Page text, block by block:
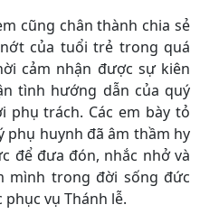
cũng chân thành chia sẻ
của tuổi trẻ trong quá
cảm nhận được sự kiên
tình hướng dẫn của quý
phụ trách. Các em bày tỏ
phụ huynh đã âm thầm hy
để đưa đón, nhắc nhở và
mình trong đời sống đức
vụ Thánh lễ.